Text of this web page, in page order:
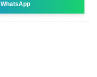
WhatsApp